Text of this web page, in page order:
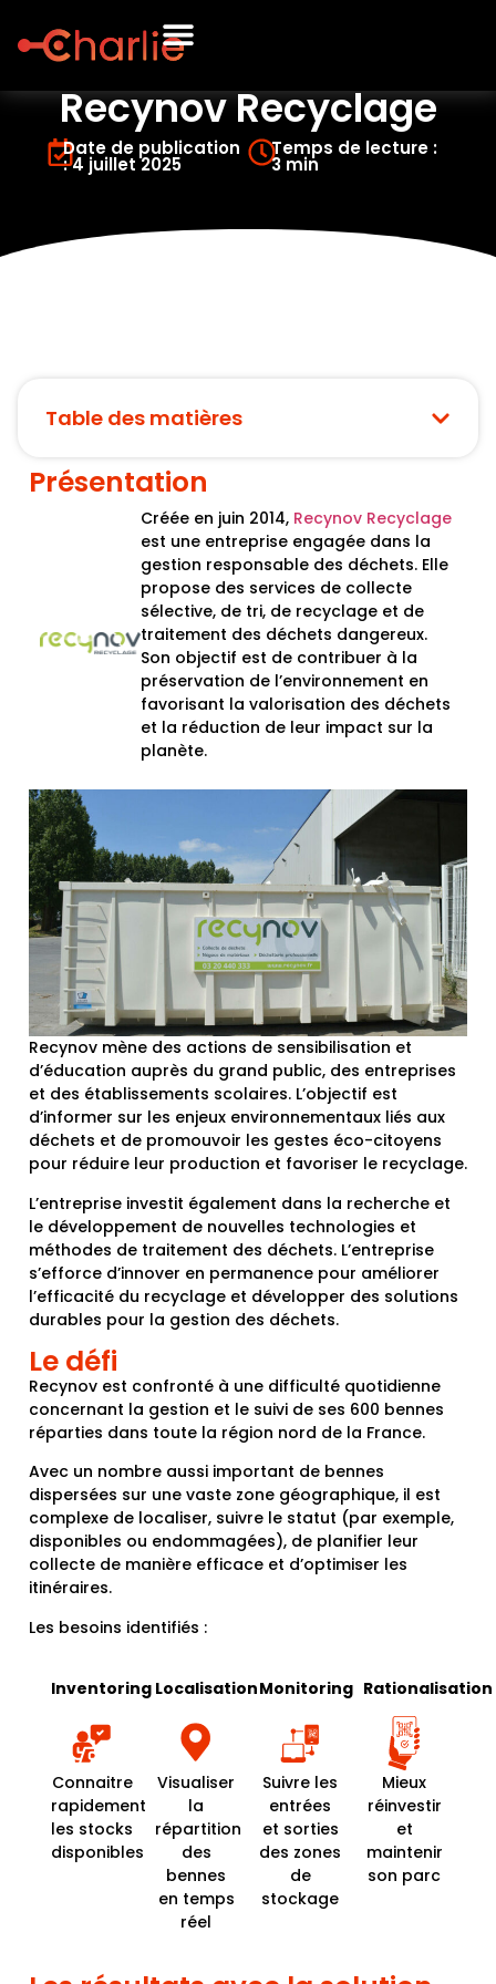
Recynov Recyclage
Date de publication
: 4 juillet 2025
Temps de lecture :
3 min
Table des matières
Présentation
Créée en juin 2014, Recynov Recyclage
est une entreprise engagée dans la
gestion responsable des déchets. Elle
propose des services de collecte
sélective, de tri, de recyclage et de
traitement des déchets dangereux.
Son objectif est de contribuer à la
préservation de l’environnement en
favorisant la valorisation des déchets
et la réduction de leur impact sur la
planète.
Recynov mène des actions de sensibilisation et
d’éducation auprès du grand public, des entreprises
et des établissements scolaires. L’objectif est
d’informer sur les enjeux environnementaux liés aux
déchets et de promouvoir les gestes éco-citoyens
pour réduire leur production et favoriser le recyclage.
L’entreprise investit également dans la recherche et
le développement de nouvelles technologies et
méthodes de traitement des déchets. L’entreprise
s’efforce d’innover en permanence pour améliorer
l’efficacité du recyclage et développer des solutions
durables pour la gestion des déchets.
Le défi
Recynov est confronté à une difficulté quotidienne
concernant la gestion et le suivi de ses 600 bennes
réparties dans toute la région nord de la France.
Avec un nombre aussi important de bennes
dispersées sur une vaste zone géographique, il est
complexe de localiser, suivre le statut (par exemple,
disponibles ou endommagées), de planifier leur
collecte de manière efficace et d’optimiser les
itinéraires.
Les besoins identifiés :
Inventoring
Connaitre
rapidement
les stocks
disponibles
Localisation
Visualiser
la
répartition
des
bennes
en temps
réel
Monitoring
Suivre les
entrées
et sorties
des zones
de
stockage
Rationalisation
Mieux
réinvestir
et
maintenir
son parc